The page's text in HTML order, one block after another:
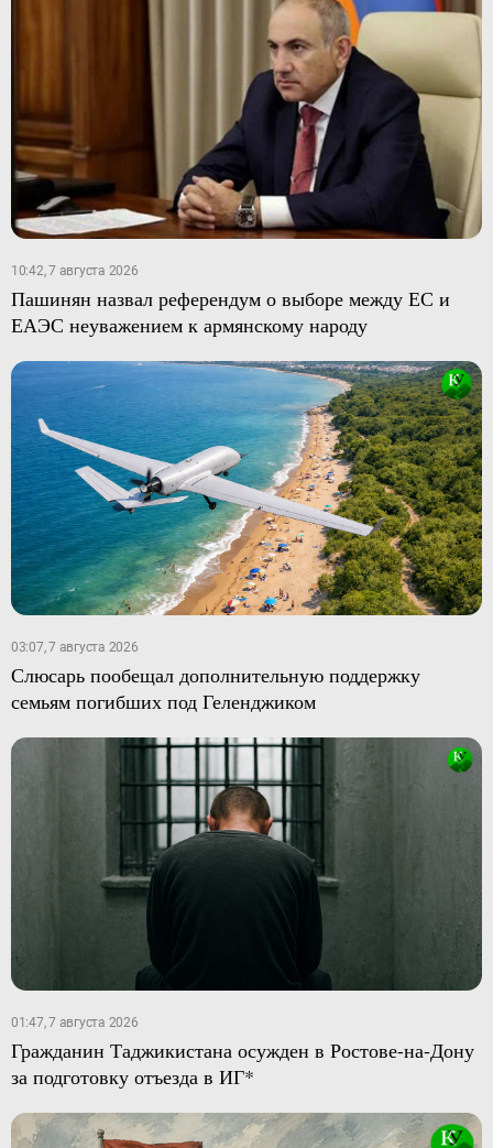
10:42, 7 августа 2026
Пашинян назвал референдум о выборе между ЕС и
ЕАЭС неуважением к армянскому народу
03:07, 7 августа 2026
Слюсарь пообещал дополнительную поддержку
семьям погибших под Геленджиком
01:47, 7 августа 2026
Гражданин Таджикистана осужден в Ростове-на-Дону
за подготовку отъезда в ИГ*